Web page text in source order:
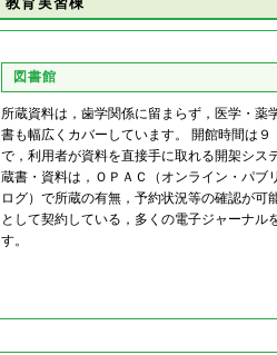
図書館
所蔵資料は，歯学関係に留まらず，医学・薬
書も幅広くカバーしています。 開館時間は９
で，利用者が資料を直接手に取れる開架シス
蔵書・資料は，ＯＰＡＣ（オンライン・パブ
ログ）で所蔵の有無，予約状況等の確認が可
として契約している，多くの電子ジャーナル
す。